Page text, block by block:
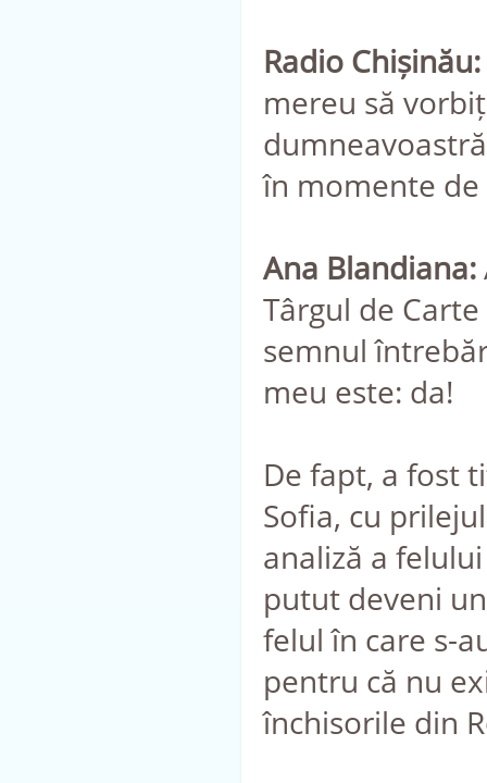
Radio Chișinău:
mereu să
în momente de
Ana Blandiana:
Târgul de
semnul
meu este: da!
De fapt, a fost
Sofia, cu
analiză a
putut deveni
felul în care s-
pentru că nu
închisorile din